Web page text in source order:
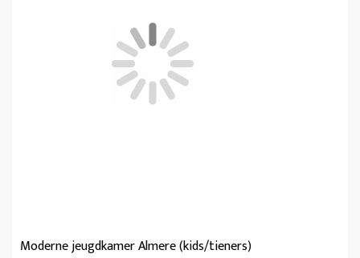
Moderne jeugdkamer Almere (kids/tieners)